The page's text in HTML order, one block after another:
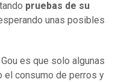
pruebas de su
unas posibles
es que solo algunas
el consumo de perros y